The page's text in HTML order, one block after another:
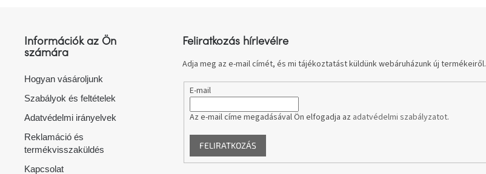
Információk az Ön
számára
Hogyan vásároljunk
Szabályok és feltételek
Adatvédelmi irányelvek
Reklamáció és
termékvisszaküldés
Kapcsolat
Feliratkozás hírlevélre
Adja meg az e-mail címét, és mi tájékoztatást küldünk webáruházunk új termékeiről.
E-mail
Az e-mail címe megadásával Ön elfogadja az adatvédelmi szabályzatot.
FELIRATKOZÁS